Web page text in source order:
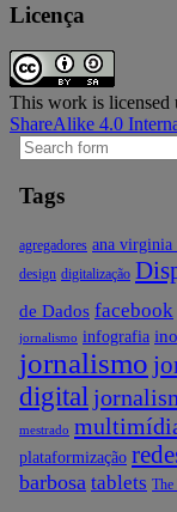
Licença
This work is licensed
ShareAlike 4.0
Search
for:
Tags
agregadores ana virginia
design digitalização
de Dados facebook
jornalismo infografia
jornalismo
digital
mestrado
plataformização
barbosa tablets